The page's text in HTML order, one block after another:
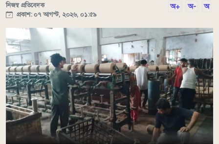
নিজস্ব প্রতিবেদক
প্রকাশ: ০৭ আগস্ট, ২০২৬, ০১:৫৯
অ+ অ- অ